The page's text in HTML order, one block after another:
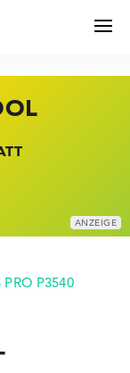
HP
PRO P3540